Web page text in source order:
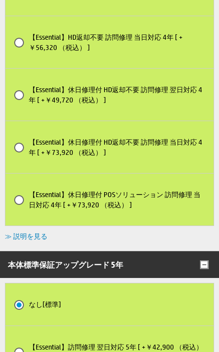
【Essential】HD返却不要 訪問修理 当日対応 4年 [ +
￥56,320 （税込） ]
【Essential】休日修理付 HD返却不要 訪問修理 翌日対応 4
年 [ +￥49,720 （税込） ]
【Essential】休日修理付 HD返却不要 訪問修理 当日対応 4
年 [ +￥73,920 （税込） ]
【Essential】休日修理付 POSソリューション 訪問修理 当
日対応 4年 [ +￥73,920 （税込） ]
≫ 説明を見る
本体標準保証アップグレード 5年
なし[標準]
【Essential】訪問修理 翌日対応 5年 [ +￥42,900 （税込）